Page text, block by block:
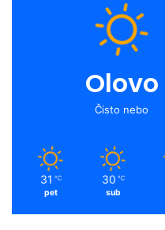
Olovo
Čisto nebo
31 ℃
pet
30 ℃
sub